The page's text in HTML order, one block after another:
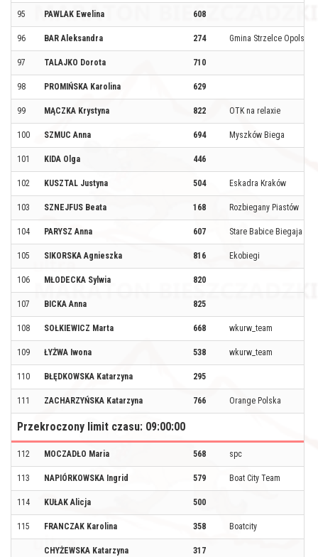
95 PAWLAK Ewelina 608
96 BAR Aleksandra 274 Gmina Strzelce Opolskie
97 TALAJKO Dorota 710
98 PROMIŃSKA Karolina 629
99 MĄCZKA Krystyna 822 OTK na relaxie
100 SZMUC Anna 694 Myszków Biega
101 KIDA Olga 446
102 KUSZTAL Justyna 504 Eskadra Kraków
103 SZNEJFUS Beata 168 Rozbiegany Piastów
104 PARYSZ Anna 607 Stare Babice Biegaja
105 SIKORSKA Agnieszka 816 Ekobiegi
106 MŁODECKA Sylwia 820
107 BICKA Anna 825
108 SOŁKIEWICZ Marta 668 wkurw_team
109 ŁYŻWA Iwona 538 wkurw_team
110 BŁĘDKOWSKA Katarzyna 295
111 ZACHARZYŃSKA Katarzyna 766 Orange Polska
Przekroczony limit czasu: 09:00:00
112 MOCZADŁO Maria 568 spc
113 NAPIÓRKOWSKA Ingrid 579 Boat City Team
114 KUŁAK Alicja 500
115 FRANCZAK Karolina 358 Boatcity
CHYŻEWSKA Katarzyna 317